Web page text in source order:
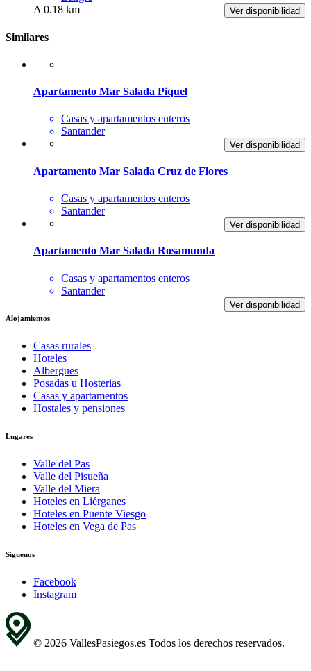
Ver disponibilidad
A 0.18 km
Similares
Apartamento Mar Salada Piquel
Casas y apartamentos enteros
Santander
Ver disponibilidad
Apartamento Mar Salada Cruz de Flores
Casas y apartamentos enteros
Santander
Ver disponibilidad
Apartamento Mar Salada Rosamunda
Casas y apartamentos enteros
Santander
Ver disponibilidad
Alojamientos
Casas rurales
Hoteles
Albergues
Posadas u Hosterias
Casas y apartamentos
Hostales y pensiones
Lugares
Valle del Pas
Valle del Pisueña
Valle del Miera
Hoteles en Liérganes
Hoteles en Puente Viesgo
Hoteles en Vega de Pas
Síguenos
Facebook
Instagram
© 2026 VallesPasiegos.es Todos los derechos reservados.